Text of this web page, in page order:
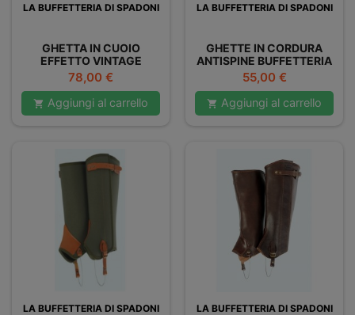
LA BUFFETTERIA DI SPADONI
GHETTA IN CUOIO
EFFETTO VINTAGE
Prezzo
78,00 €
 Aggiungi al carrello
LA BUFFETTERIA DI SPADONI
GHETTE IN CORDURA
ANTISPINE BUFFETTERIA
SPADONI
Prezzo
55,00 €
 Aggiungi al carrello
LA BUFFETTERIA DI SPADONI LA BUFFETTERIA DI SPADONI